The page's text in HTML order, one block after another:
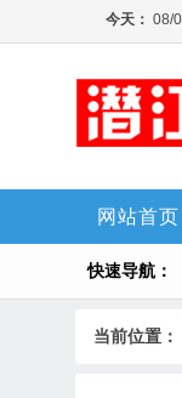
网站首页
快速导航：
当前位置：